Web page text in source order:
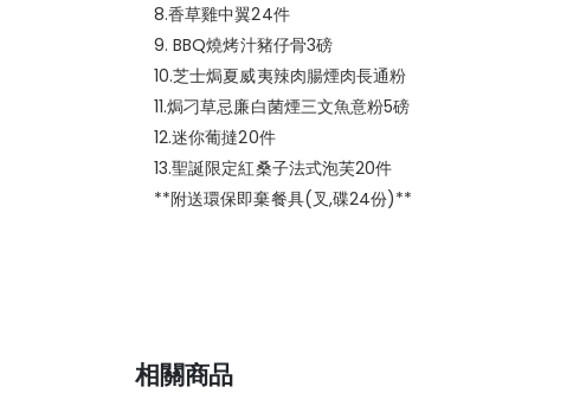
8.香草雞中翼24件
9. BBQ燒烤汁豬仔骨3磅
10.芝士焗夏威夷辣肉腸煙肉長通粉
11.焗刁草忌廉白菌煙三文魚意粉5磅
12.迷你葡撻20件
13.聖誕限定紅桑子法式泡芙20件
**附送環保即棄餐具(叉,碟24份)**
相關商品